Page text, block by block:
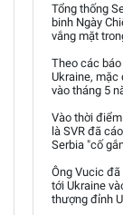
Tổng thống
binh Ngày
vắng mặt
Theo các
Ukraine, mặc
vào tháng 5
Vào thời
là SVR đã
Serbia "cố
Ông Vucic
tới Ukraine
thượng đỉnh